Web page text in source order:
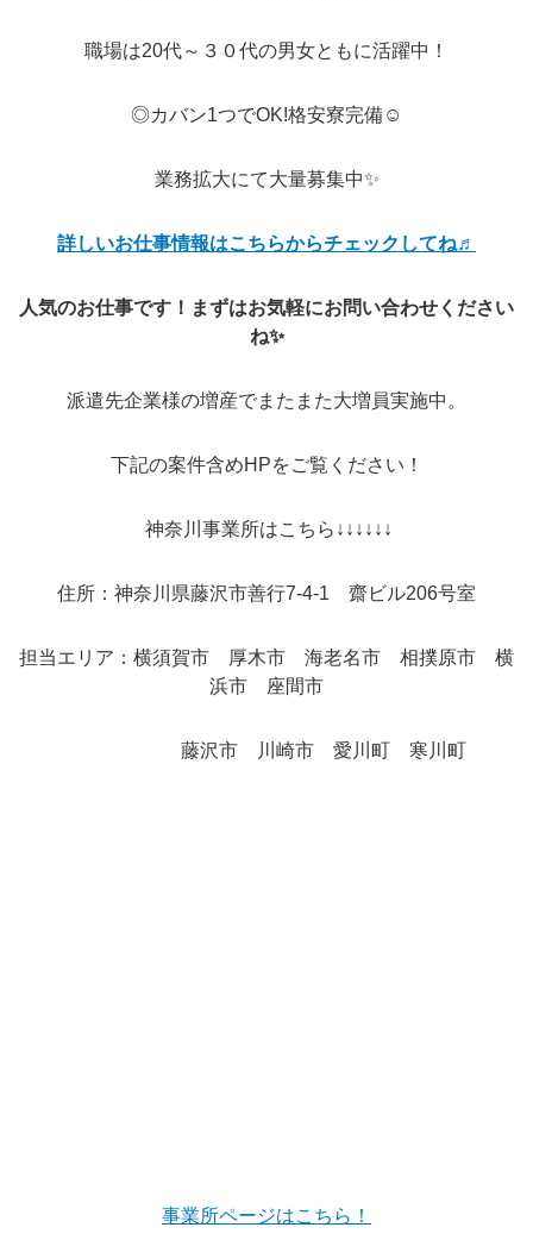
職場は20代～３０代の男女ともに活躍中！
◎カバン1つでOK!格安寮完備☺
業務拡大にて大量募集中✨
詳しいお仕事情報はこちらからチェックしてね♬
人気のお仕事です！まずはお気軽にお問い合わせください
ね✨
派遣先企業様の増産でまたまた大増員実施中。
下記の案件含めHPをご覧ください！
神奈川事業所はこちら↓↓↓↓↓↓
住所：神奈川県藤沢市善行7-4-1 齋ビル206号室
担当エリア：横須賀市 厚木市 海老名市 相撲原市 横
浜市 座間市
藤沢市 川崎市 愛川町 寒川町
事業所ページはこちら！